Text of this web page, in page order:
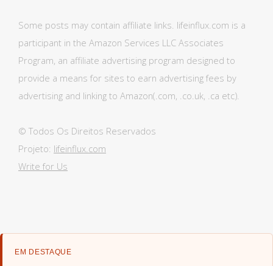
Some posts may contain affiliate links. lifeinflux.com is a
participant in the Amazon Services LLC Associates
Program, an affiliate advertising program designed to
provide a means for sites to earn advertising fees by
advertising and linking to Amazon(.com, .co.uk, .ca etc).
© Todos Os Direitos Reservados
Projeto: lifeinflux.com
Write for Us
EM DESTAQUE